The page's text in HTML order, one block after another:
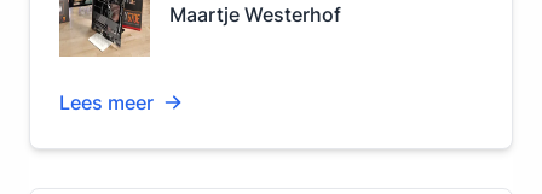
Maartje Westerhof
Lees meer